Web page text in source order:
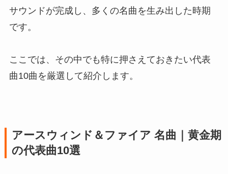
サウンドが完成し、多くの名曲を生み出した時期
です。
ここでは、その中でも特に押さえておきたい代表
曲10曲を厳選して紹介します。
アースウィンド＆ファイア 名曲｜黄金期
の代表曲10選